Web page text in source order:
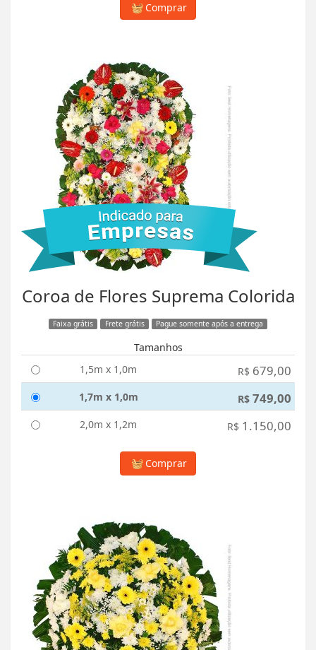
Comprar
Coroa de Flores Suprema Colorida
Faixa grátis Frete grátis Pague somente após a entrega
Tamanhos
1,5m x 1,0m
R$ 679,00
1,7m x 1,0m R$ 749,00
2,0m x 1,2m R$ 1.150,00
Comprar